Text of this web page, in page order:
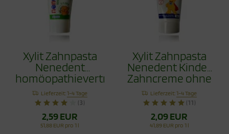
Xylit Zahnpasta
Nenedent
homöopathieverträglich
50ml
Lieferzeit:1-4 Tage
(3)
2,59 EUR
51,88 EUR pro 1 l
Xylit Zahnpasta
Nenedent Kinder
Zahncreme ohne
Fluorid 50ml
Lieferzeit:1-4 Tage
(11)
2,09 EUR
41,89 EUR pro 1 l